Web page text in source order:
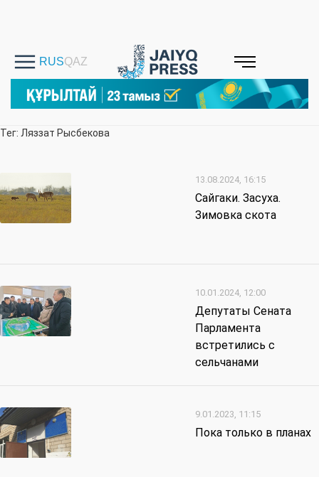
Тег: Ляззат Рысбекова
13.08.2024, 16:15
Сайгаки. Засуха.
Зимовка скота
10.01.2024, 12:00
Депутаты Сената
Парламента
встретились с
сельчанами
9.01.2023, 11:15
Пока только в планах